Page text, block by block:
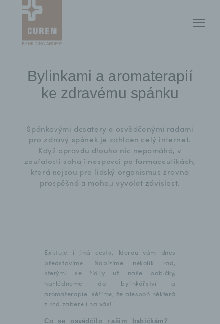
Bylinkami a aromaterapií
ke zdravému spánku
Spánkovými desatery a osvědčenými radami
pro zdravý spánek je zahlcen celý internet.
Když opravdu dlouho nic nepomáhá, v
zoufalosti sahají nespavci po farmaceutikách,
která nejsou pro lidský organismus zrovna
prospěšná a mohou vyvolat závislost.
Existuje i jiná cesta, kterou vám dnes
představíme. Nabízíme několik rad,
kterými se řídily už naše babičky,
nahlédneme do bylinkářství a
aromaterapie. Věříme, že alespoň některá
z rad zabere i na vás!
Co se osvědčilo našim babičkám?
-